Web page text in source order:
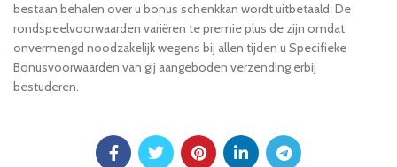
bestaan behalen over u bonus schenkkan wordt uitbetaald. De
rondspeelvoorwaarden variëren te premie plus de zijn omdat
onvermengd noodzakelijk wegens bij allen tijden u Specifieke
Bonusvoorwaarden van gij aangeboden verzending erbij
bestuderen.